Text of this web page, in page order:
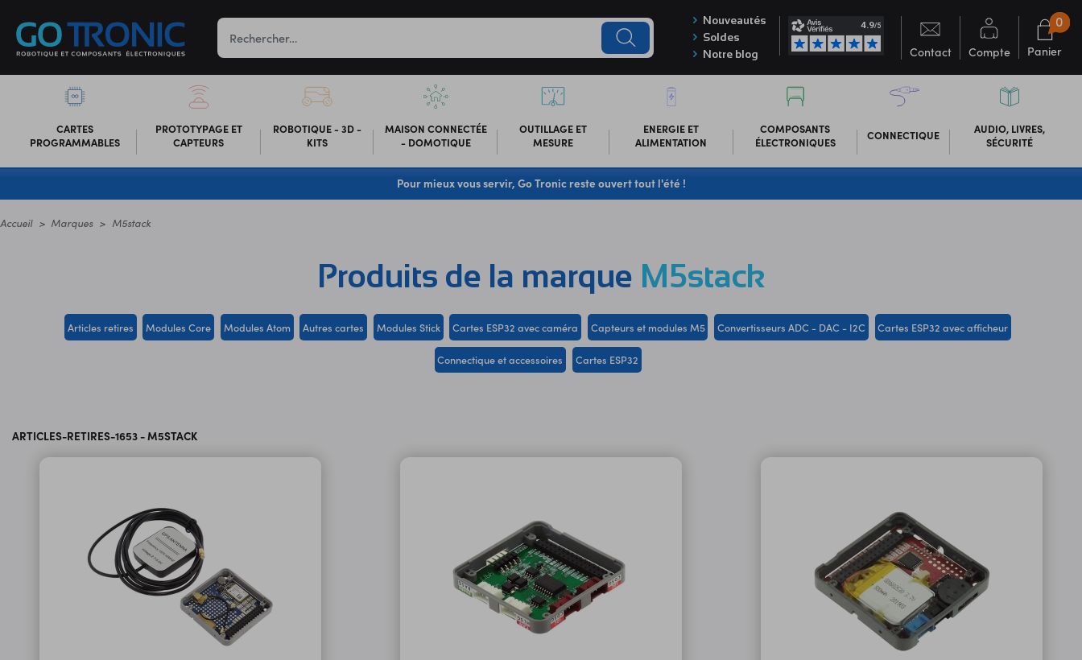
Nouveautés
Soldes
Notre blog
Contact Compte Panier
0
CARTES
PROGRAMMABLES
PROTOTYPAGE ET
CAPTEURS
ROBOTIQUE - 3D -
KITS
MAISON CONNECTÉE
- DOMOTIQUE
OUTILLAGE ET
MESURE
ENERGIE ET
ALIMENTATION
COMPOSANTS
ÉLECTRONIQUES
CONNECTIQUE
AUDIO, LIVRES,
SÉCURITÉ
Pour mieux vous servir, Go Tronic reste ouvert tout l'été !
Accueil Marques M5stack
Produits de la marque M5stack
Articles retires Modules Core Modules Atom Autres cartes Modules Stick Cartes ESP32 avec caméra Capteurs et modules M5 Convertisseurs ADC - DAC - I2C Cartes ESP32 avec afficheur
Connectique et accessoires Cartes ESP32
ARTICLES-RETIRES-1653 - M5STACK